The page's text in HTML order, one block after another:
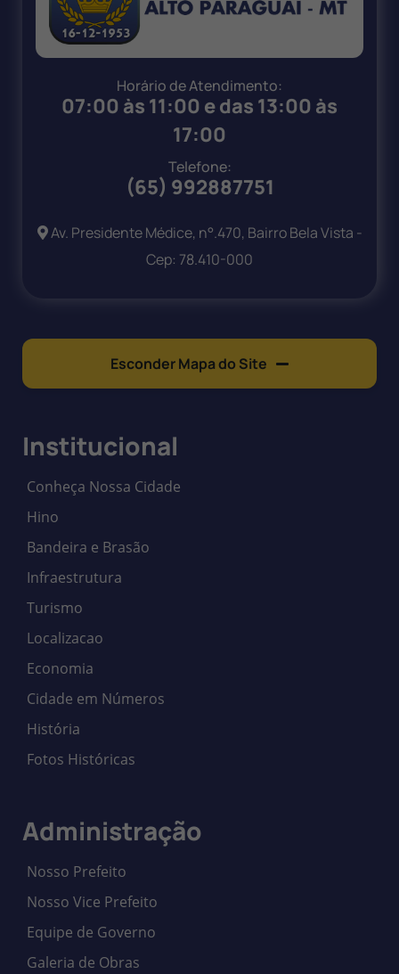
Horário de Atendimento:
07:00 às 11:00 e das 13:00 às
17:00
Telefone:
(65) 992887751
Av. Presidente Médice, n°.470, Bairro Bela Vista -
Cep: 78.410-000
Esconder Mapa do Site
Institucional
Conheça Nossa Cidade
Hino
Bandeira e Brasão
Infraestrutura
Turismo
Localizacao
Economia
Cidade em Números
História
Fotos Históricas
Administração
Nosso Prefeito
Nosso Vice Prefeito
Equipe de Governo
Galeria de Obras